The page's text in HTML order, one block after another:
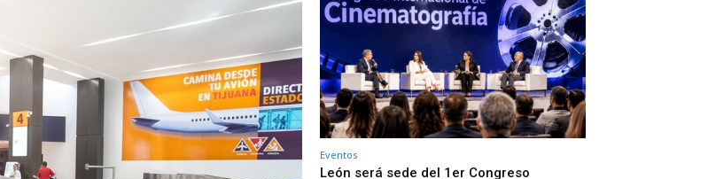
Eventos
León será sede del 1er Congreso